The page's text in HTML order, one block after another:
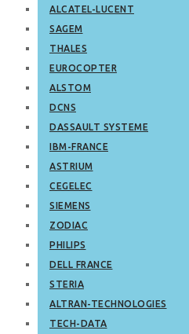
ALCATEL-LUCENT
SAGEM
THALES
EUROCOPTER
ALSTOM
DCNS
DASSAULT SYSTEME
IBM-FRANCE
ASTRIUM
CEGELEC
SIEMENS
ZODIAC
PHILIPS
DELL FRANCE
STERIA
ALTRAN-TECHNOLOGIES
TECH-DATA